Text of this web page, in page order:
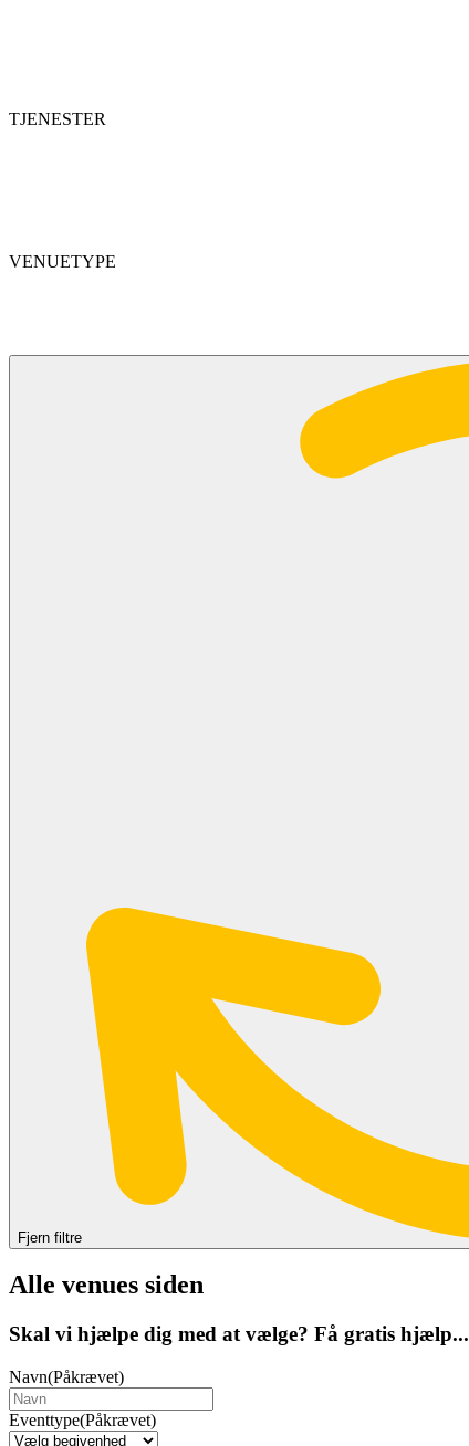
TJENESTER
VENUETYPE
Fjern filtre
Alle venues siden
Skal vi hjælpe dig med at vælge? Få gratis hjælp...
Navn(Påkrævet)
Eventtype(Påkrævet)